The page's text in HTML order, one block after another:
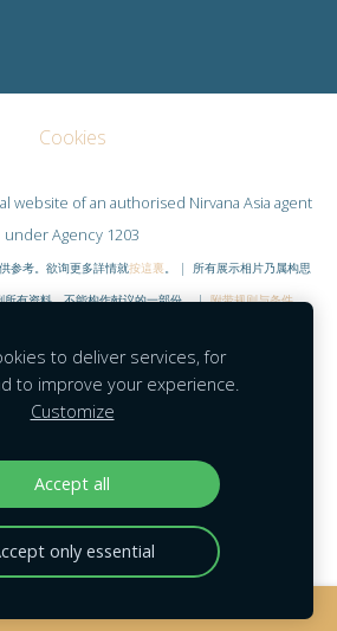
Cookies
website of an authorised Nirvana Asia agent
under Agency 1203
参考。欲询更多詳情就按這裏。 | 所有展示相片乃属构思
所有资料。不能构作献议的一部份。 |附带规则与条件。
|Contact
Portal |Mobility
Feedback
to deliver services, for
to improve your experience.
Customize
Accept all
only essential